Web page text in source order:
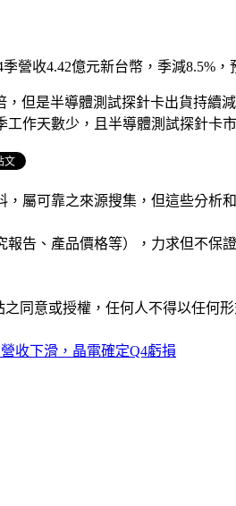
營收4.42億元新台幣，季減8.5%，
但是半導體測試探針卡出貨持續
作天數少，且半導體測試探針卡
屬可靠之來源搜集，但這些分
告、產品價格等），力求但不保
同意或授權，任何人不得以任
收下滑，晶電確定Q4虧損